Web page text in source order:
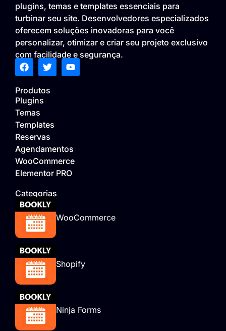
plugins, temas e templates essenciais para
turbinar seu site. Desenvolvedores especializados
oferecem soluções inovadoras para você
personalizar, otimizar e criar seu projeto exclusivo
com facilidade e segurança.
Produtos
Plugins
Temas
Templates
Reservas
Agendamentos
WooCommerce
Elementor PRO
Categorias
WooCommerce
Shopify
Ninja Forms